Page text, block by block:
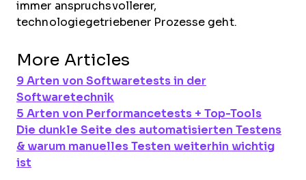
immer anspruchsvollerer,
technologiegetriebener Prozesse geht.
More Articles
9 Arten von Softwaretests in der
Softwaretechnik
5 Arten von Performancetests + Top-Tools
Die dunkle Seite des automatisierten Testens
& warum manuelles Testen weiterhin wichtig
ist